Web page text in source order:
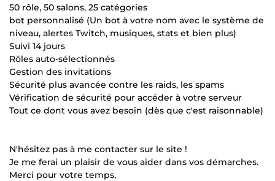
50 rôle, 50 salons, 25 catégories
bot personnalisé (Un bot à votre nom avec le système de
niveau, alertes Twitch, musiques, stats et bien plus)
Suivi 14 jours
Rôles auto-sélectionnés
Gestion des invitations
Sécurité plus avancée contre les raids, les spams
Vérification de sécurité pour accéder à votre serveur
Tout ce dont vous avez besoin (dès que c'est raisonnable)
N'hésitez pas à me contacter sur le site !
Je me ferai un plaisir de vous aider dans vos démarches.
Merci pour votre temps,